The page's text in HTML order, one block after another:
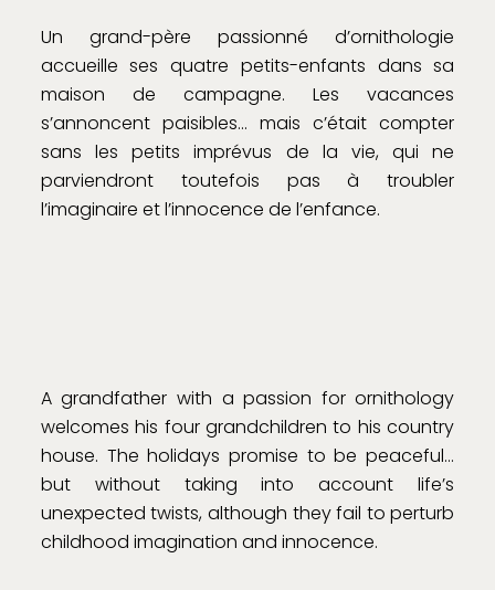
Un grand-père passionné d’ornithologie
accueille ses quatre petits-enfants dans sa
maison de campagne. Les vacances
s’annoncent paisibles… mais c’était compter
sans les petits imprévus de la vie, qui ne
parviendront toutefois pas à troubler
l’imaginaire et l’innocence de l’enfance.
A grandfather with a passion for ornithology
welcomes his four grandchildren to his country
house. The holidays promise to be peaceful…
but without taking into account life’s
unexpected twists, although they fail to perturb
childhood imagination and innocence.